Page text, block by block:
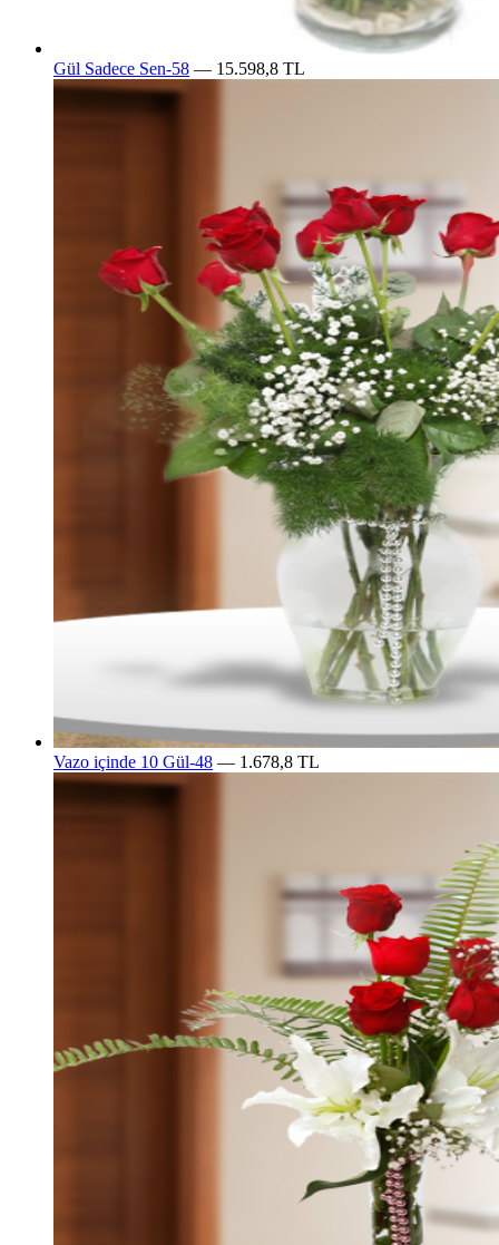
Gül Sadece Sen-58 — 15.598,8 TL
Vazo içinde 10 Gül-48 — 1.678,8 TL